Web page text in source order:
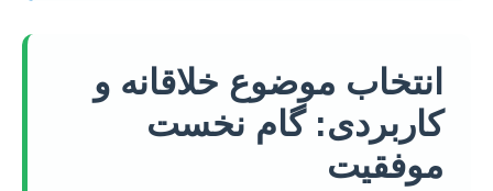
انتخاب موضوع خلاقانه و
کاربردی: گام نخست
موفقیت